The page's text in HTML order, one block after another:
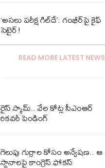
‘అసలు పరీక్ష గిల్‌దే’: గంభీర్‌పై కైఫ్
సెటైర్!
READ MORE LATEST NEWS
రైస్ స్కామ్.. వేల కోట్ల‌ సీఎంఆర్
రికవరీ పెండింగ్
గెలుపు గుర్రాల కోసం అన్వేషణ.. ఆ
స్థానాలపై కాంగ్రెస్ ఫోకస్